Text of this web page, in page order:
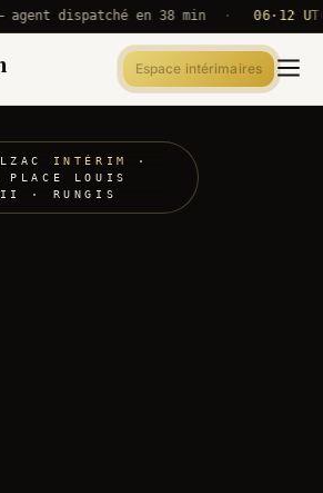
dispatché en 38 min · 06·12 UTC
Espace intérimaires
INTÉRIM
·
PLACE LOUIS
· RUNGIS